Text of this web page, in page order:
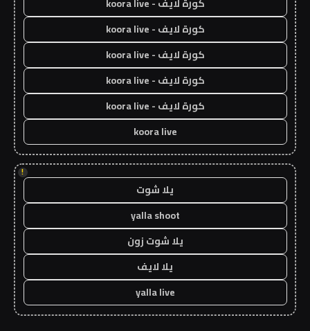
كورة لايف - koora live
كورة لايف - koora live
كورة لايف - koora live
كورة لايف - koora live
koora live
!
يلا شوت
yalla shoot
يلا شوت زون
يلا لايف
yalla live